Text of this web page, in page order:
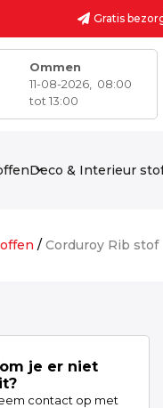
Gratis
Ommen
11-08-2026,
08:00
tot 13:00
Deco & Interieur
/ Corduroy Rib stof
je er niet
contact op met